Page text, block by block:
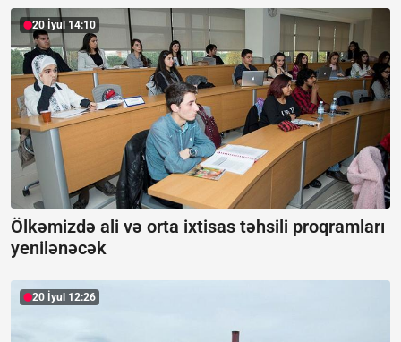
20 İyul 14:10
Ölkəmizdə ali və orta ixtisas təhsili proqramları
yenilənəcək
20 İyul 12:26